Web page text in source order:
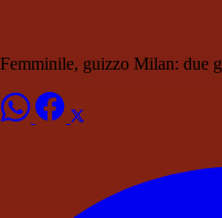
Femminile, guizzo Milan: due